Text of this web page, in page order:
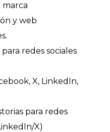
marca
y web
redes sociales
X, LinkedIn,
para redes
X)